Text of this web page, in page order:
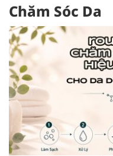
Chăm Sóc Da